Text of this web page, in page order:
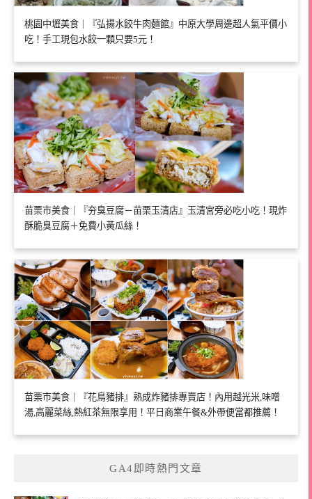
桃園中壢美食｜『弘揚水餃牛肉麵館』中原大學周邊超人氣平價小
吃！手工現包水餃一顆只要5元！
苗栗市美食｜『夯臭豆腐－苗栗玉清店』玉清宮旁必吃小吃！現炸
酥脆臭豆腐＋免費小黃瓜絲！
苗栗市美食｜『花鳥豬排』熟成炸豬排專賣店！內用越光米,味噌
湯,高麗菜絲,熱紅茶無限享用！平日商業午餐&外帶便當都推薦！
GA4即時熱門文章